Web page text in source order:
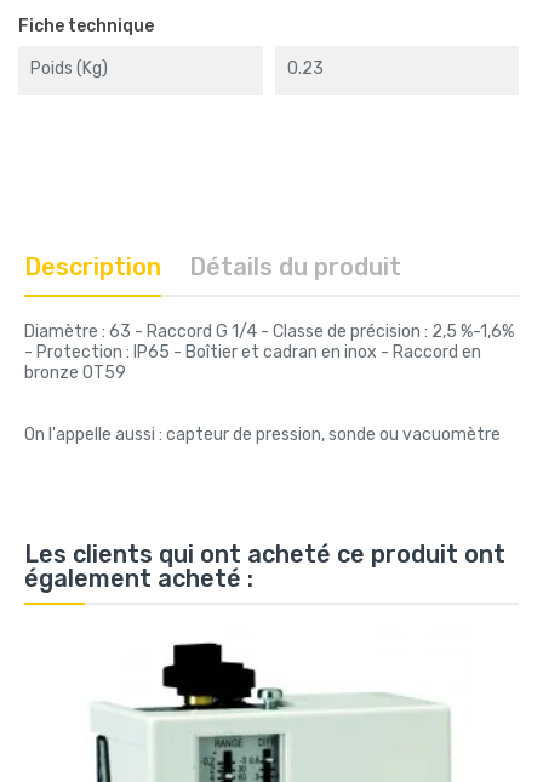
Fiche technique
Poids (kg) 0.23
Description Détails du produit
Diamètre : 63 - Raccord G 1/4 - Classe de précision : 2,5 %-1,6%
- Protection : IP65 - Boîtier et cadran en inox - Raccord en
bronze OT59
On l'appelle aussi : capteur de pression, sonde ou vacuomètre
Les clients qui ont acheté ce produit ont
également acheté :